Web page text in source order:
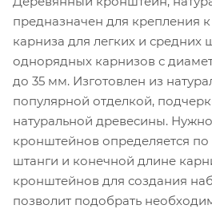
предназначен для крепления
карниза для легких и средних
однорядных карнизов с
до 35 мм. Изготовлен из
популярной отделкой,
натуральной древесины.
кронштейнов определяется по
штанги и конечной длине
кронштейнов для создания
позволит подобрать